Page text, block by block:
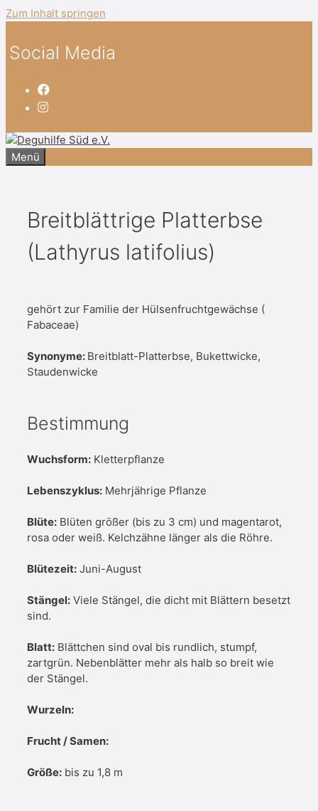
Zum Inhalt springen
Social Media
Menü
Breitblättrige Platterbse
(Lathyrus latifolius)
gehört zur Familie der Hülsenfruchtgewächse (
Fabaceae)
Synonyme: Breitblatt-Platterbse, Bukettwicke,
Staudenwicke
Bestimmung
Wuchsform: Kletterpflanze
Lebenszyklus: Mehrjährige Pflanze
Blüte: Blüten größer (bis zu 3 cm) und magentarot,
rosa oder weiß. Kelchzähne länger als die Röhre.
Blütezeit: Juni-August
Stängel: Viele Stängel, die dicht mit Blättern besetzt
sind.
Blatt: Blättchen sind oval bis rundlich, stumpf,
zartgrün. Nebenblätter mehr als halb so breit wie
der Stängel.
Wurzeln:
Frucht / Samen:
Größe: bis zu 1,8 m